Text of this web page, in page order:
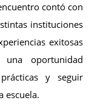
contó con
instituciones
exitosas
una oportunidad
y seguir
escuela.